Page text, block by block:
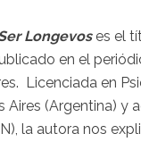
Longevoses el
en el
Licenciada en
Aires (Argentina) y
la autora nos